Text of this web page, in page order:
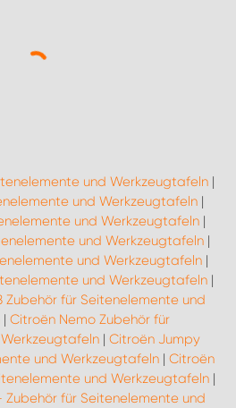
und Werkzeugtafeln|
und Werkzeugtafeln|
und Werkzeugtafeln |
und Werkzeugtafeln |
und Werkzeugtafeln|
und Werkzeugtafeln|
Zubehör für Seitenelemente und
| Citroën Nemo Zubehör für
| Citroën Jumpy
und Werkzeugtafeln| Citroën
und Werkzeugtafeln|
Zubehör für Seitenelemente und